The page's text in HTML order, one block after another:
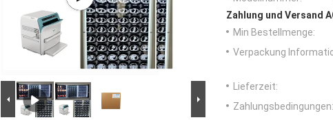
Zahlung und Versand
Min Bestellmenge:
Verpackung
Lieferzeit:
Zahlungsbedingungen: